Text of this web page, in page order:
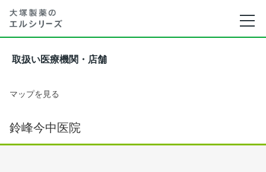
取扱い医療機関・店舗
マップを見る
鈴峰今中医院